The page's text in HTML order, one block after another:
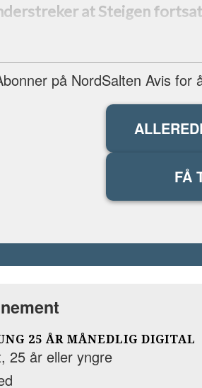
at Steigen
på NordSalten Avis for
FÅ
25 ÅR MÅNEDLIG DIGITAL
25 år eller yngre